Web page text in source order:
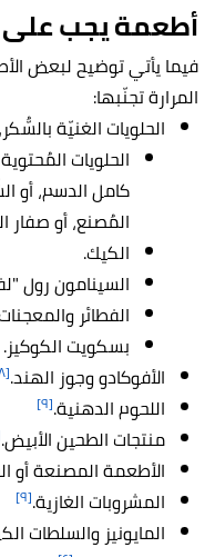
أطعمة يجب على
فيما يأتي توضيح لبعض
المرارة تجنّبها:
الحلويات الغنيّة
الحلويات
كامل الدسم، أو
المُصنع، أو صفار
الكيك.
السينامون رول
الفطائر
بسكويت الكوكيز.
الأفوكادو وجوز الهند.[٨]
اللحوم الدهنية.[٩]
منتجات الطحين الأبيض.
الأطعمة المصنعة أو
المشروبات الغازية.[٩]
المايونيز والسلطات